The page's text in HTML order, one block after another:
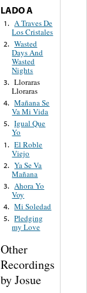
LADO A
1. A Traves De
Los Cristales
2. Wasted
Days And
Wasted
Nights
3. Lloraras
Lloraras
4. Mañana Se
Va Mi Vida
5. Igual Que
Yo
1. El Roble
Viejo
2. Ya Se Va
Mañana
3. Ahora Yo
Voy
4. Mi Soledad
5. Pledging
my Love
Other
Recordings
by Josue